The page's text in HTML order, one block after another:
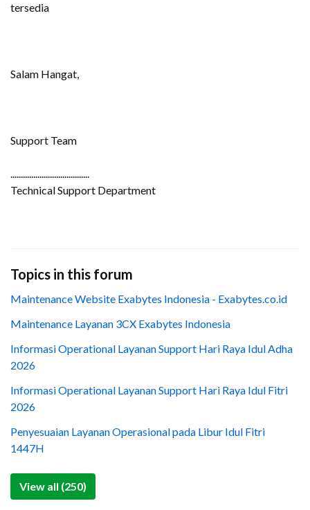
tersedia
Salam Hangat,
Support Team
......................................
Technical Support Department
Topics in this forum
Maintenance Website Exabytes Indonesia - Exabytes.co.id
Maintenance Layanan 3CX Exabytes Indonesia
Informasi Operational Layanan Support Hari Raya Idul Adha
2026
Informasi Operational Layanan Support Hari Raya Idul Fitri
2026
Penyesuaian Layanan Operasional pada Libur Idul Fitri
1447H
View all (250)